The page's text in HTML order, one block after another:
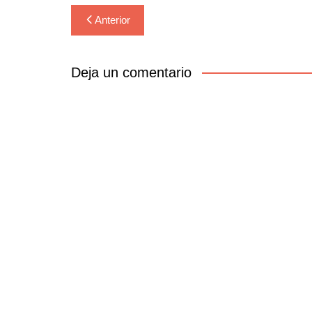
Navegación
de
entradas
Anterior
Deja un comentario